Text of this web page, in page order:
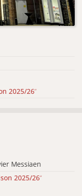
2025/26“
Messiaen
2025/26“